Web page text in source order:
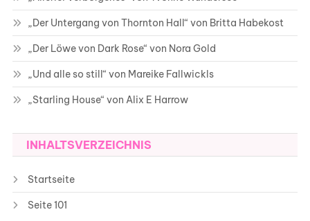
„Der Untergang von Thornton Hall“ von Britta Habekost
„Der Löwe von Dark Rose“ von Nora Gold
„Und alle so still“ von Mareike Fallwickls
„Starling House“ von Alix E Harrow
INHALTSVERZEICHNIS
Startseite
Seite 101